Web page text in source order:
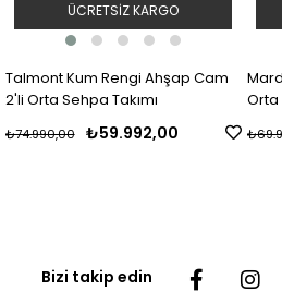
Cam
Mardan Kırmızı Lake Ahşap 3'lü
Orta Sehpa Takımı
₺55.992,00
₺69.990,00
ÜCRETSIZ KARGO
Bizi takip edin